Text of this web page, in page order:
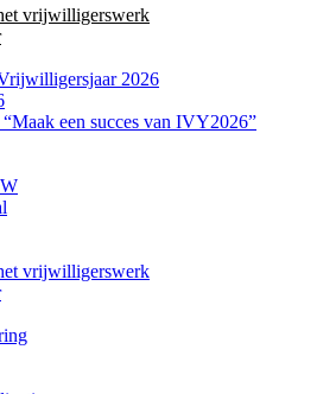
vrijwilligerswerk
2026
een succes van IVY2026”
vrijwilligerswerk